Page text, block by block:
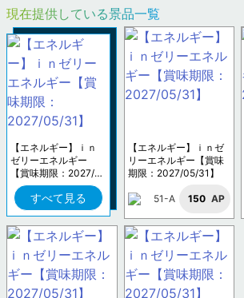
現在提供している景品一覧
【エネルギー】ｉｎ
ゼリーエネルギー
【賞味期限：2027/0
5/31】
すべて見る
【エネルギー】ｉｎゼ
リーエネルギー【賞味
期限：2027/05/31】
51-A 150 AP